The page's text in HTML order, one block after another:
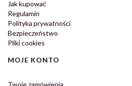
Jak kupować
Regulamin
Polityka prywatności
Bezpieczeństwo
Pliki cookies
MOJE KONTO
Twoje zamówienia